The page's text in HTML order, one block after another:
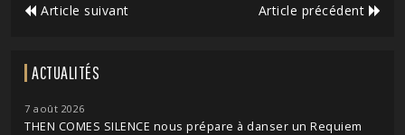
Article suivant Article précédent
ACTUALITÉS
7 août 2026
THEN COMES SILENCE nous prépare à danser un Requiem